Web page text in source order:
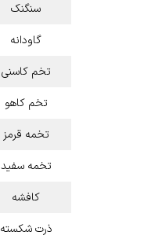
سنگنک
گاودانه
تخم کاسنی
تخم کاهو
تخمه قرمز
تخمه سفید
کافشه
ذرت شکسته